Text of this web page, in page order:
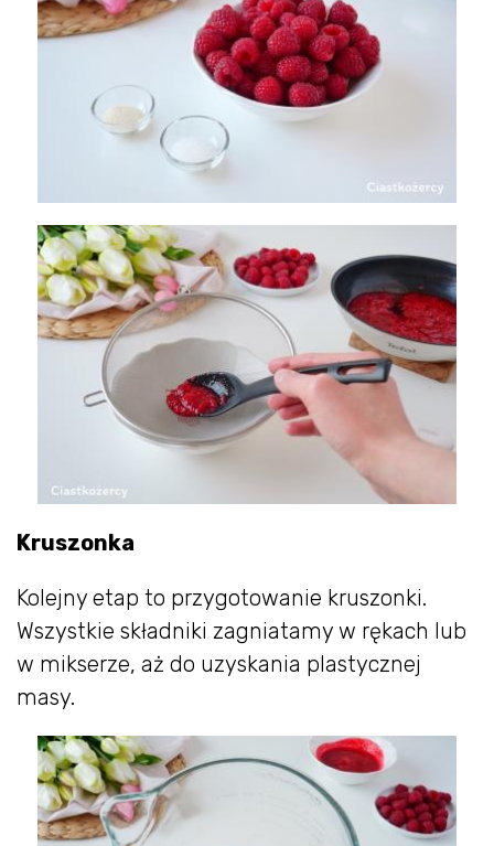
Kruszonka
Kolejny etap to przygotowanie kruszonki.
Wszystkie składniki zagniatamy w rękach lub
w mikserze, aż do uzyskania plastycznej
masy.